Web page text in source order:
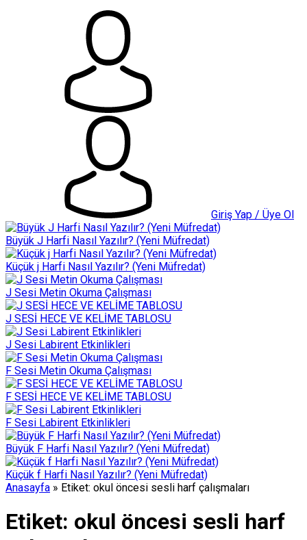
Giriş Yap / Üye Ol
Büyük J Harfi Nasıl Yazılır? (Yeni Müfredat)
Küçük j Harfi Nasıl Yazılır? (Yeni Müfredat)
J Sesi Metin Okuma Çalışması
J SESİ HECE VE KELİME TABLOSU
J Sesi Labirent Etkinlikleri
F Sesi Metin Okuma Çalışması
F SESİ HECE VE KELİME TABLOSU
F Sesi Labirent Etkinlikleri
Büyük F Harfi Nasıl Yazılır? (Yeni Müfredat)
Küçük f Harfi Nasıl Yazılır? (Yeni Müfredat)
Anasayfa » Etiket: okul öncesi sesli harf çalışmaları
Etiket: okul öncesi sesli harf